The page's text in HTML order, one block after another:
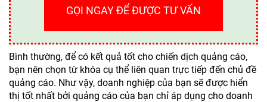
GỌI NGAY ĐỂ ĐƯỢC TƯ VẤN
Bình thường, để có kết quả tốt cho chiến dịch quảng cáo,
bạn nên chọn từ khóa cụ thể liên quan trực tiếp đến chủ đề
quảng cáo. Như vậy, doanh nghiệp của bạn sẽ được hiển
thị tốt nhất bởi quảng cáo của bạn chỉ áp dụng cho doanh